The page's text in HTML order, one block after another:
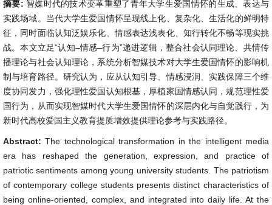
摘要: 智媒时代的技术变革重塑了青年大学生爱国情怀的生成、表达与
实践场域。当代大学生爱国情怀呈现线上化、复杂化、生活化的鲜明特
征，同时面临认知泛娱乐化、情感表达浅表化、知行转化不畅等现实挑
战。本文立足“认知–情感–行为”递进逻辑，整合社会认同理论、共情传
播理论与社会认知理论，系统分析智媒技术对大学生爱国情怀的影响机
制与培育路径。研究认为，应从认知引导、情感浸润、实践保障三个维
度协同发力，强化理性爱国认知根基，厚植家国情感认同，规范理性爱
国行为，从而实现智媒时代大学生爱国情怀的深层内化与自觉践行，为
新时代高校爱国主义教育提质增效提供理论参考与实践路径。
Abstract:The technological transformation in the intelligent media
era has reshaped the generation, expression, and practice of
patriotic sentiments among young university students. The patriotism
of contemporary college students presents distinct characteristics of
being online-oriented, complex, and integrated into daily life. At the